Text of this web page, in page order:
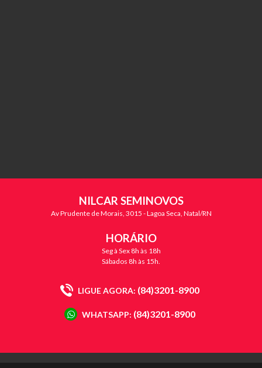
NILCAR SEMINOVOS
Av Prudente de Morais, 3015 - Lagoa Seca, Natal/RN
HORÁRIO
Seg à Sex 8h às 18h
Sábados 8h às 15h.
LIGUE AGORA: (84)3201-8900
WHATSAPP: (84)3201-8900